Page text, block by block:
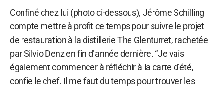
Confiné chez lui (photo ci-dessous), Jérôme Schilling
compte mettre à profit ce temps pour suivre le projet
de restauration à la distillerie The Glenturret, rachetée
par Silvio Denz en fin d’année dernière. “Je vais
également commencer à réfléchir à la carte d’été,
confie le chef. Il me faut du temps pour trouver les